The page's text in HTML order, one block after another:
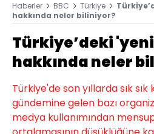
Haberler BBC Türkiye
hakkında neler biliniyor?
Türkiye’deki
hakkında neler
Türkiye'de son yıllarda sık
gündemine gelen bazı
medya kullanımından